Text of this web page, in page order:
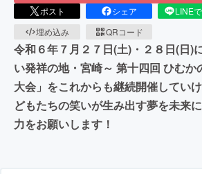
ポスト シェア LINE
埋め込み
QRコード
令和６年７月２７日(土)・２８日(日)
い発祥の地・宮崎～ 第十四回 ひむか
大会」をこれからも継続開催してい
どもたちの笑いが生み出す夢を未来
力をお願いします！